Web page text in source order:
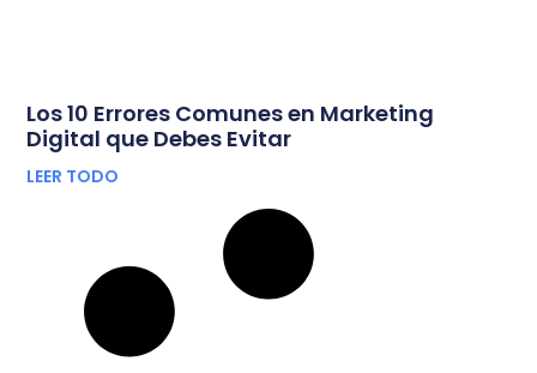
Los 10 Errores Comunes en Marketing
Digital que Debes Evitar
LEER TODO